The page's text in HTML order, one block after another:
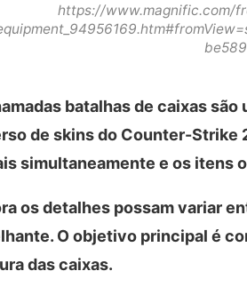
https://www.magnific.com/
batalhas de caixas
de skins do Counter-Strike
simultaneamente e os itens
os detalhes possam variar
O objetivo principal é
das caixas.